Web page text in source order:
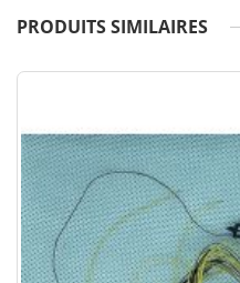
PRODUITS SIMILAIRES